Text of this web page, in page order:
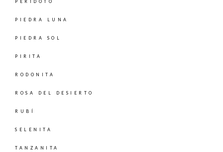
PERIDOTO
PIEDRA LUNA
PIEDRA SOL
PIRITA
RODONITA
ROSA DEL DESIERTO
RUBÍ
SELENITA
TANZANITA